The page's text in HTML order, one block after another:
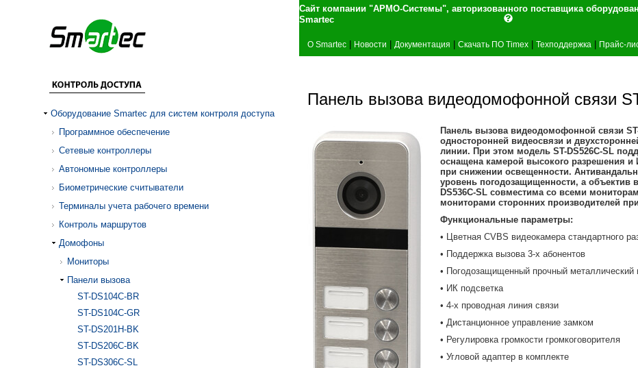
Сайт компании "АРМО-Системы", авторизованного поставщика
Smartec
О Smartec Новости Документация Скачать ПО Timex Техподдержка Прайс-
Оборудование Smartec для систем контроля доступа
Программное обеспечение
Сетевые контроллеры
Автономные контроллеры
Биометрические считыватели
Терминалы учета рабочего времени
Контроль маршрутов
Домофоны
Мониторы
Панели вызова
ST-DS104C-BR
ST-DS104С-GR
ST-DS201H-BK
ST-DS206C-BK
ST-DS306C-SL
Панель вызова видеодомофонной связи
Панель вызова видеодомофонной связи
односторонней видеосвязи и
линии. При этом модель ST-DS526C-SL
оснащена камерой высокого разрешения и
при снижении освещенности.
уровень погодозащищенности, а
DS536C-SL совместима со всеми
мониторами сторонних производителей
Функциональные параметры:
• Цветная CVBS видеокамера стандартного
• Поддержка вызова 3-х абонентов
• Погодозащищенный прочный металлический
• ИК подсветка
• 4-х проводная линия связи
• Дистанционное управление замком
• Регулировка громкости громкоговорителя
• Угловой адаптер в комплекте